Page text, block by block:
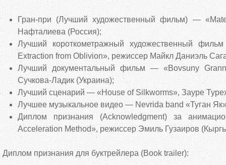
Гран-при (Лучший художественный фильм) —
Нафталиева (Россия);
Лучший короткометражный художественный
Extraction from Oblivion», режиссер Майкл Даниэль
Лучший документальный фильм — «Bovsuny
Сучкова-Ладик (Украина);
Лучший сценарий — «House of Silkworms», Зауре
Лучшее музыкальное видео — Nevrida band «Туган
Диплом признания (Acknowledgment) за
Acceleration Method», режиссер Эмиль Гузаиров
Диплом признания для буктрейлера (Book trailer):